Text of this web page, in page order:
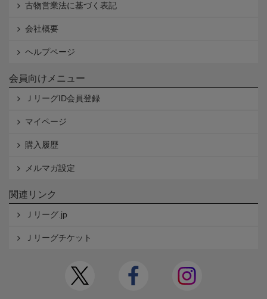
古物営業法に基づく表記
会社概要
ヘルプページ
会員向けメニュー
ＪリーグID会員登録
マイページ
購入履歴
メルマガ設定
関連リンク
Ｊリーグ.jp
Ｊリーグチケット